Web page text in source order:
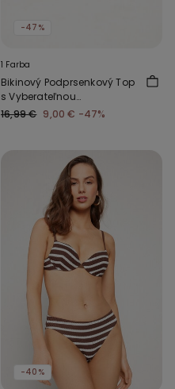
-47%
1 Farba
Bikinový Podprsenkový Top
s Vyberateľnou
Vypchávkou Desert Stripes
16,99 € 9,00 € -47%
-40%